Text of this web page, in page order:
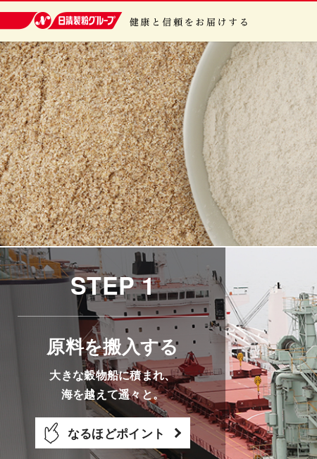
日清製粉グループ 健康と信頼をお届けする
STEP 1
原料を搬入する
大きな穀物船に積まれ、
海を越えて遥々と。
なるほどポイント